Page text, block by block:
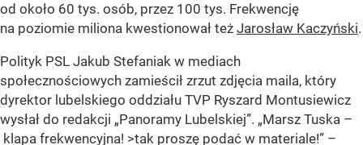
od około 60 tys. osób, przez 100 tys. Frekwencję
na poziomie miliona kwestionował też Jarosław Kaczyński.
Polityk PSL Jakub Stefaniak w mediach
społecznościowych zamieścił zrzut zdjęcia maila, który
dyrektor lubelskiego oddziału TVP Ryszard Montusiewicz
wysłał do redakcji „Panoramy Lubelskiej”. „Marsz Tuska –
klapa frekwencyjna! >tak proszę podać w materiale!” –